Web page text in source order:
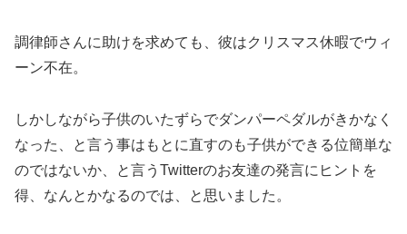
調律師さんに助けを求めても、彼はクリスマス休暇でウィ
ーン不在。
しかしながら子供のいたずらでダンパーペダルがきかなく
なった、と言う事はもとに直すのも子供ができる位簡単な
のではないか、と言うTwitterのお友達の発言にヒントを
得、なんとかなるのでは、と思いました。